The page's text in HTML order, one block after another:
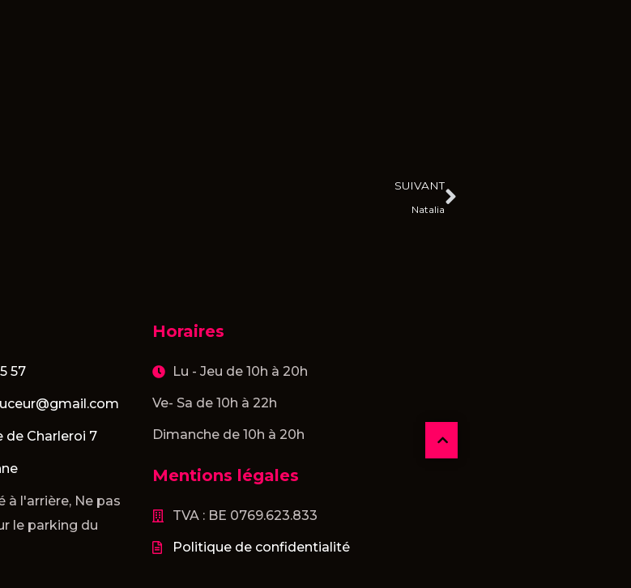
SUIVANT
Natalia
57
de Charleroi 7
à l'arrière, Ne pas
le parking du
Horaires
Lu - Jeu de 10h à 20h
Ve- Sa de 10h à 22h
Dimanche de 10h à 20h
Mentions légales
TVA : BE 0769.623.833
Politique de confidentialité